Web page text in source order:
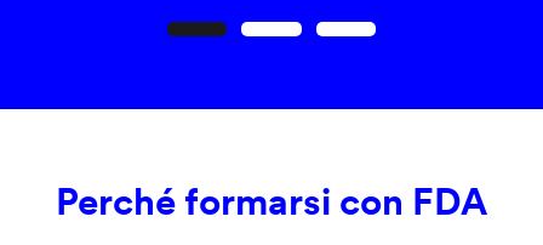
Perché formarsi con FDA